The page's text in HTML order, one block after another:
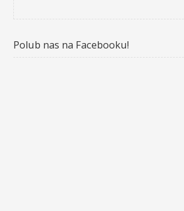
Polub nas na Facebooku!